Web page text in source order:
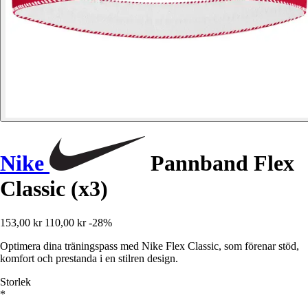
Nike
Pannband Flex
Classic (x3)
153,00 kr 110,00 kr -28%
Optimera dina träningspass med Nike Flex Classic, som förenar stöd,
komfort och prestanda i en stilren design.
Storlek
*